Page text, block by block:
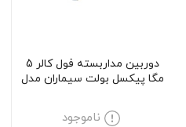
دوربین مداربسته فول کالر 5
مگا پیکسل بولت سیماران مدل
ناموجود